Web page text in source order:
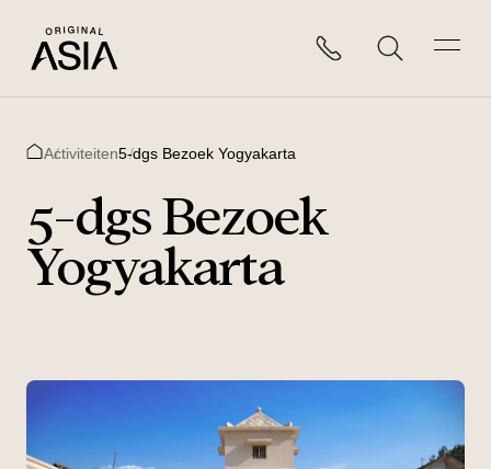
Activiteiten5-dgs Bezoek Yogyakarta
5-dgs Bezoek
Yogyakarta